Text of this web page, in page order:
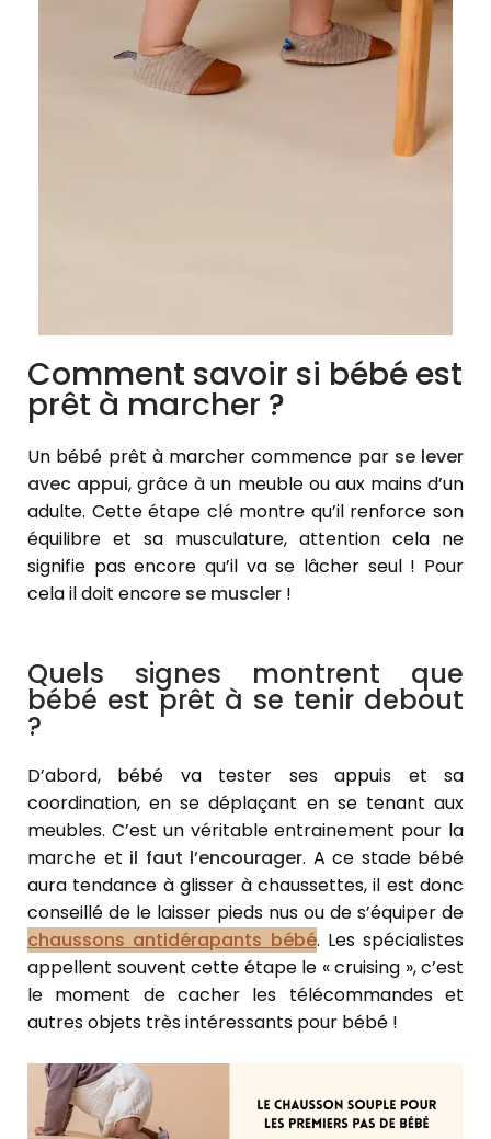
Comment savoir si bébé est
prêt à marcher ?
Un bébé prêt à marcher commence par se lever
avec appui, grâce à un meuble ou aux mains d’un
adulte. Cette étape clé montre qu’il renforce son
équilibre et sa musculature, attention cela ne
signifie pas encore qu’il va se lâcher seul ! Pour
cela il doit encore se muscler !
Quels signes montrent que
bébé est prêt à se tenir debout
?
D’abord, bébé va tester ses appuis et sa
coordination, en se déplaçant en se tenant aux
meubles. C’est un véritable entrainement pour la
marche et il faut l’encourager. A ce stade bébé
aura tendance à glisser à chaussettes, il est donc
conseillé de le laisser pieds nus ou de s’équiper de
chaussons antidérapants bébé. Les spécialistes
appellent souvent cette étape le « cruising », c’est
le moment de cacher les télécommandes et
autres objets très intéressants pour bébé !